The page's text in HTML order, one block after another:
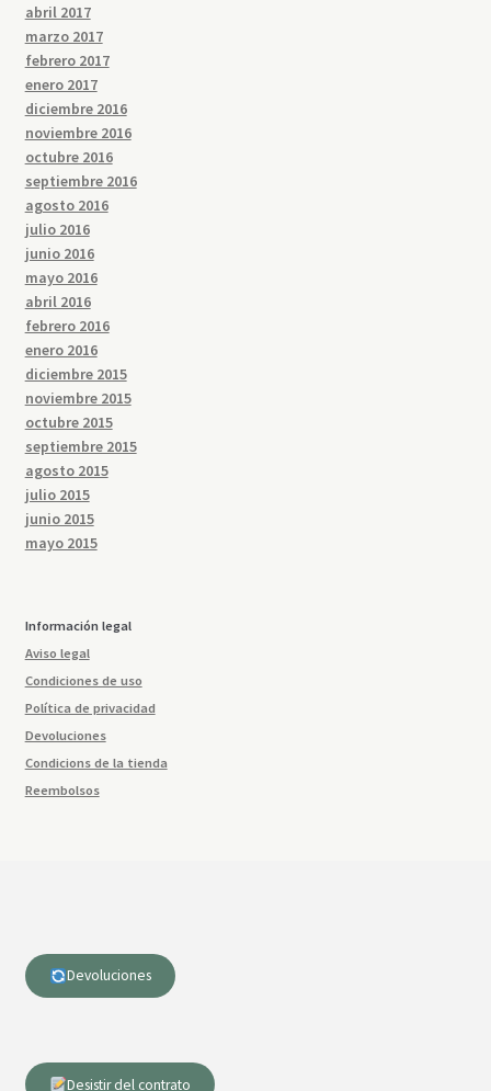
abril 2017
marzo 2017
febrero 2017
enero 2017
diciembre 2016
noviembre 2016
octubre 2016
septiembre 2016
agosto 2016
julio 2016
junio 2016
mayo 2016
abril 2016
febrero 2016
enero 2016
diciembre 2015
noviembre 2015
octubre 2015
septiembre 2015
agosto 2015
julio 2015
junio 2015
mayo 2015
Información legal
Aviso legal
Condiciones de uso
Política de privacidad
Devoluciones
Condicions de la tienda
Reembolsos
Devoluciones
Desistir del contrato